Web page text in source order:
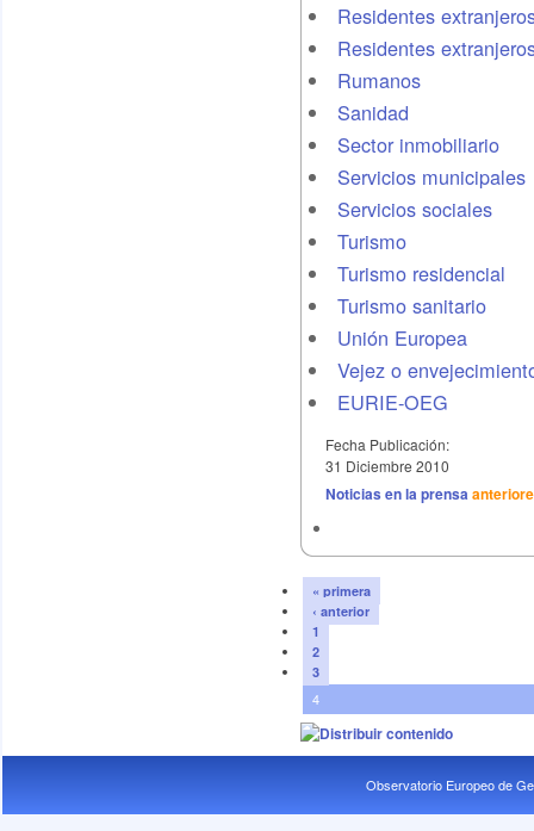
Residentes
Residentes
Rumanos
Sanidad
Sector inmobiliario
Servicios municipales
Servicios sociales
Turismo
Turismo residencial
Turismo sanitario
Unión Europea
Vejez o
EURIE-OEG
Fecha Publicación:
31 Diciembre 2010
Noticias en la prensa
« primera
‹ anterior
1
2
3
4
Observatorio Europeo de